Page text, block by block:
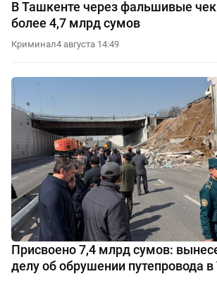
В Ташкенте через фальшивые
более 4,7 млрд сумов
Криминал4 августа 14:49
Присвоено 7,4 млрд сумов:
делу об обрушении путепровода